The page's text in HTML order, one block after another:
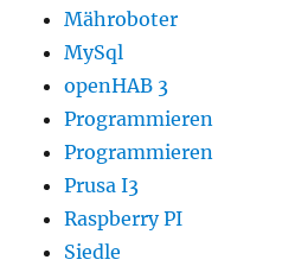
Mähroboter
MySql
openHAB 3
Programmieren
Programmieren
Prusa I3
Raspberry PI
Siedle